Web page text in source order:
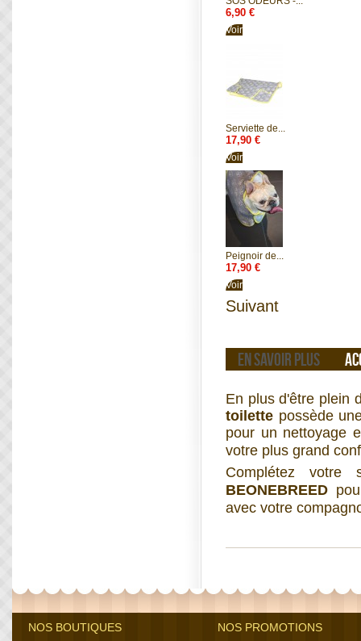
6,90 €
Voir
Serviette de...
17,90 €
Voir
Peignoir de...
17,90 €
Voir
Suivant
EN SAVOIR PLUS
En plus d'être plein
toilette possède
pour un nettoyage
votre plus grand
Complétez
BEONEBREED
avec votre
NOS BOUTIQUES NOS PROMOTIONS